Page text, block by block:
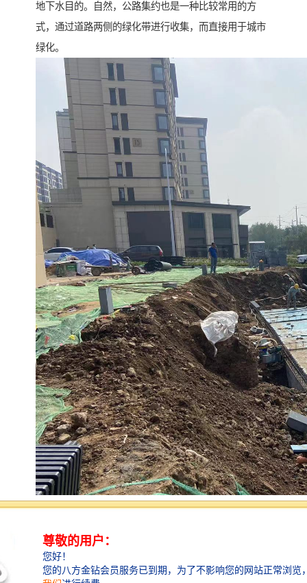
地下水目的。自然，公路集约也是一种比较常用的方
式，通过道路两侧的绿化带进行收集，而直接用于城市
绿化。
雨水收集系统，是将雨水根据需求进行收集后，并经过
对收集的雨水进行处理后达到符合设计使用标准的系